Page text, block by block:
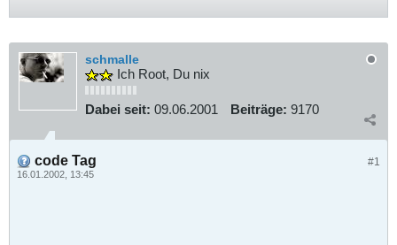
schmalle
Ich Root, Du nix
Dabei seit: 09.06.2001 Beiträge: 9170
#1
code Tag
16.01.2002, 13:45